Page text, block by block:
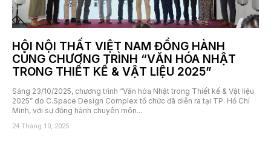
HỘI NỘI THẤT VIỆT NAM ĐỒNG HÀNH
CÙNG CHƯƠNG TRÌNH “VĂN HÓA NHẬT
TRONG THIẾT KẾ & VẬT LIỆU 2025”
Sáng 23/10/2025, chương trình “Văn hóa Nhật trong Thiết kế & Vật liệu
2025” do C.Space Design Complex tổ chức đã diễn ra tại TP. Hồ Chí
Minh, với sự đồng hành chuyên môn...
24 Tháng 10, 2025